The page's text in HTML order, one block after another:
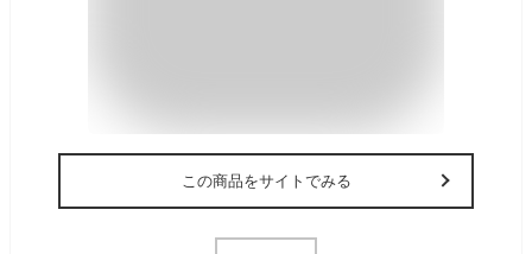
この商品をサイトでみる